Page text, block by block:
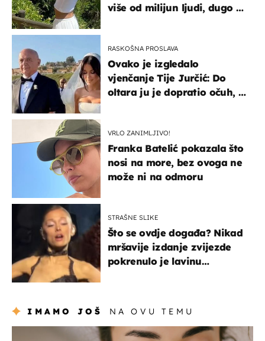
više od milijun ljudi, dugo se
RASKOŠNA PROSLAVA
Ovako je izgledalo
vjenčanje Tije Jurčić: Do
oltara ju je dopratio očuh, a
VRLO ZANIMLJIVO!
Franka Batelić pokazala što
nosi na more, bez ovoga ne
može ni na odmoru
STRAŠNE SLIKE
Što se ovdje događa? Nikad
mršavije izdanje zvijezde
pokrenulo je lavinu
IMAMO JOŠ NA OVU TEMU
moda & ljepota